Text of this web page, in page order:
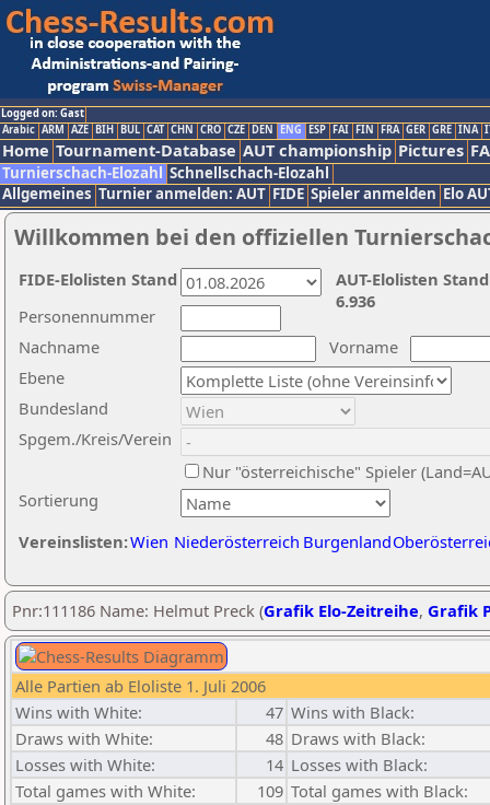
Logged on: Gast
Arabic ARM AZE BIH BUL CAT CHN CRO CZE DEN ENG ESP FAI FIN FRA GER GRE INA
Home Tournament-Database AUT championship Pictures
Turnierschach-Elozahl Schnellschach-Elozahl
Allgemeines Turnier anmelden: AUT FIDE Spieler anmelden Elo
Willkommen bei den offiziellen
Nachname
Vorname
Ebene
Sortierung
Personennummer
Bundesland
Spgem./Kreis/Verein
Nur "österreichische" Spieler
Vereinslisten:Wien Niederösterreich Burgenland
AUT-Elolisten
6.936
FIDE-Elolisten Stand
Pnr:111186 Name: Helmut Preck (Grafik Elo-Zeitreihe, Grafik
Alle Partien ab Eloliste 1. Juli 2006
Wins with White:
47 Wins with Black:
Draws with White:
48 Draws with Black:
Losses with White:
14 Losses with Black:
Total games with White:
109 Total games with Black: